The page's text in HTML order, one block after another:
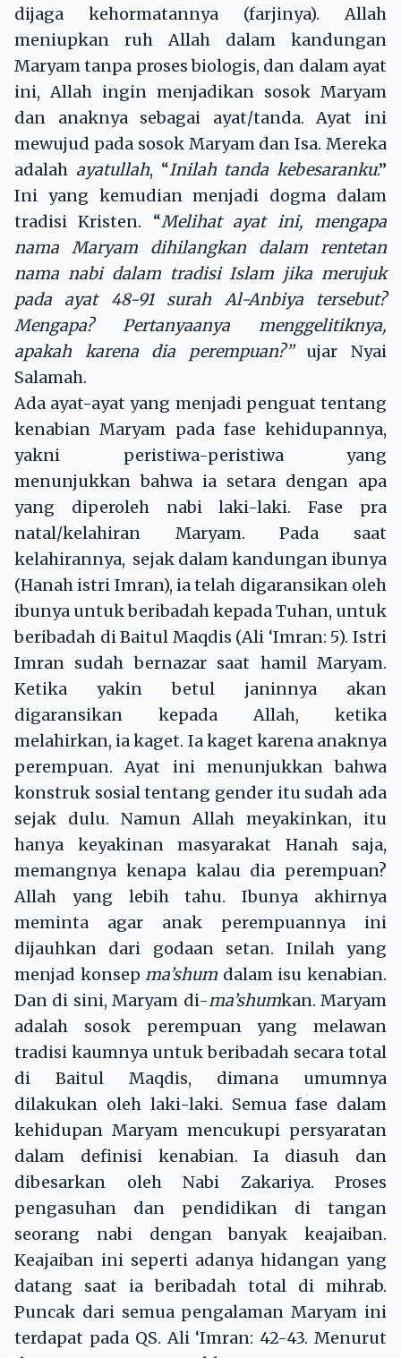
dijaga kehormatannya (farjinya). Allah
meniupkan ruh Allah dalam kandungan
Maryam tanpa proses biologis, dan dalam ayat
ini, Allah ingin menjadikan sosok Maryam
dan anaknya sebagai ayat/tanda. Ayat ini
mewujud pada sosok Maryam dan Isa. Mereka
adalah ayatullah, “Inilah tanda kebesaranku.”
Ini yang kemudian menjadi dogma dalam
tradisi Kristen. “Melihat ayat ini, mengapa
nama Maryam dihilangkan dalam rentetan
nama nabi dalam tradisi Islam jika merujuk
pada ayat 48-91 surah Al-Anbiya tersebut?
Mengapa? Pertanyaanya menggelitiknya,
apakah karena dia perempuan?” ujar Nyai
Salamah.
Ada ayat-ayat yang menjadi penguat tentang
kenabian Maryam pada fase kehidupannya,
yakni peristiwa-peristiwa yang
menunjukkan bahwa ia setara dengan apa
yang diperoleh nabi laki-laki. Fase pra
natal/kelahiran Maryam. Pada saat
kelahirannya, sejak dalam kandungan ibunya
(Hanah istri Imran), ia telah digaransikan oleh
ibunya untuk beribadah kepada Tuhan, untuk
beribadah di Baitul Maqdis (Ali ‘Imran: 5). Istri
Imran sudah bernazar saat hamil Maryam.
Ketika yakin betul janinnya akan
digaransikan kepada Allah, ketika
melahirkan, ia kaget. Ia kaget karena anaknya
perempuan. Ayat ini menunjukkan bahwa
konstruk sosial tentang gender itu sudah ada
sejak dulu. Namun Allah meyakinkan, itu
hanya keyakinan masyarakat Hanah saja,
memangnya kenapa kalau dia perempuan?
Allah yang lebih tahu. Ibunya akhirnya
meminta agar anak perempuannya ini
dijauhkan dari godaan setan. Inilah yang
menjad konsep ma’shum dalam isu kenabian.
Dan di sini, Maryam di-ma’shumkan. Maryam
adalah sosok perempuan yang melawan
tradisi kaumnya untuk beribadah secara total
di Baitul Maqdis, dimana umumnya
dilakukan oleh laki-laki. Semua fase dalam
kehidupan Maryam mencukupi persyaratan
dalam definisi kenabian. Ia diasuh dan
dibesarkan oleh Nabi Zakariya. Proses
pengasuhan dan pendidikan di tangan
seorang nabi dengan banyak keajaiban.
Keajaiban ini seperti adanya hidangan yang
datang saat ia beribadah total di mihrab.
Puncak dari semua pengalaman Maryam ini
terdapat pada QS. Ali ‘Imran: 42-43. Menurut